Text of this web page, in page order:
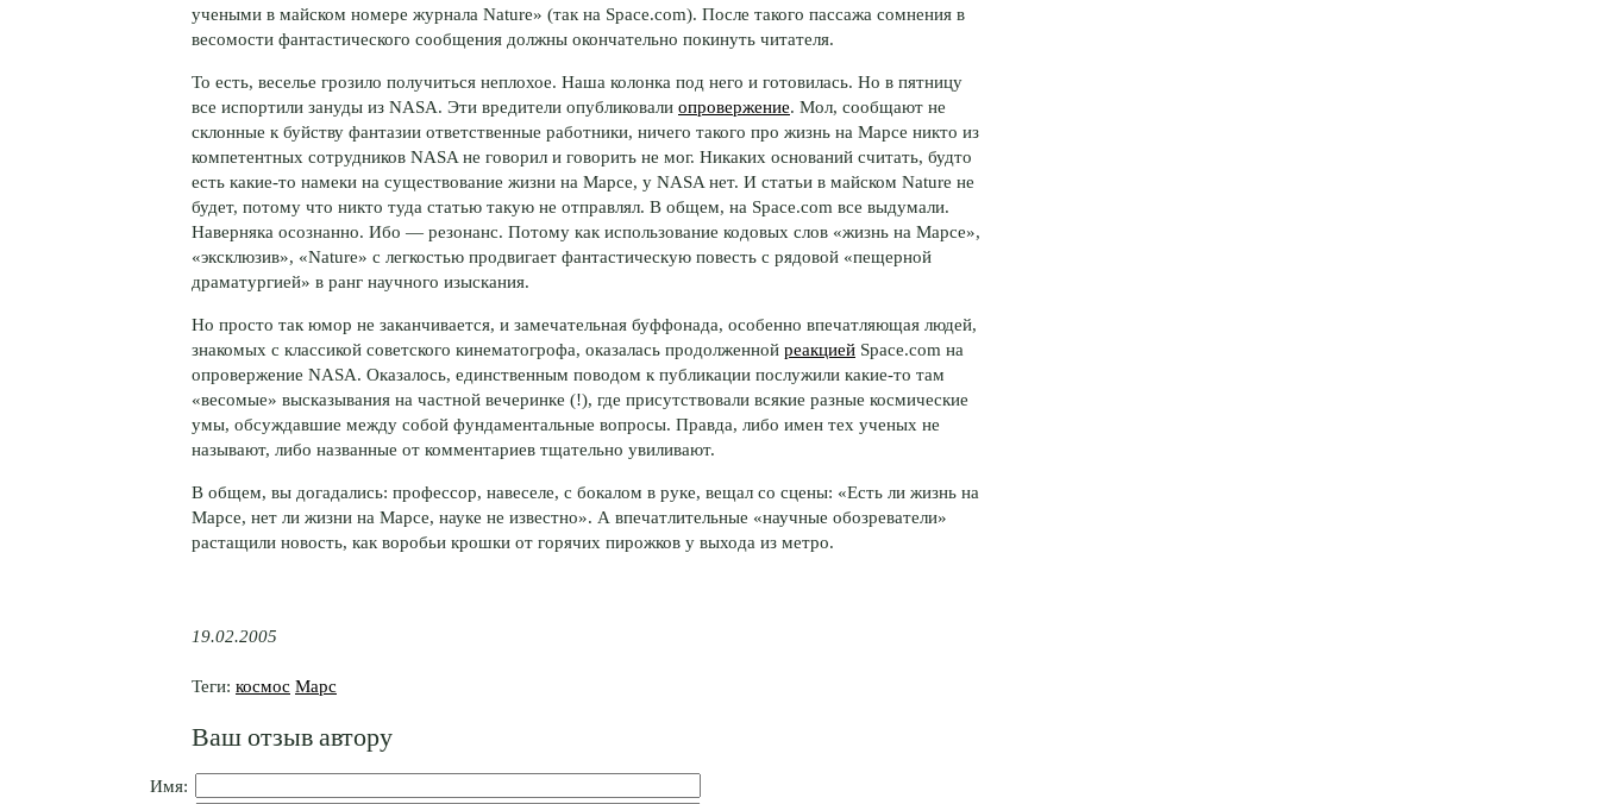
учеными в майском номере журнала Nature» (так на Space.com). После такого пассажа сомнения в
весомости фантастического сообщения должны окончательно покинуть читателя.
То есть, веселье грозило получиться неплохое. Наша колонка под него и готовилась. Но в пятницу
все испортили зануды из NASA. Эти вредители опубликовали опровержение. Мол, сообщают не
склонные к буйству фантазии ответственные работники, ничего такого про жизнь на Марсе никто из
компетентных сотрудников NASA не говорил и говорить не мог. Никаких оснований считать, будто
есть какие-то намеки на существование жизни на Марсе, у NASA нет. И статьи в майском Nature не
будет, потому что никто туда статью такую не отправлял. В общем, на Space.com все выдумали.
Наверняка осознанно. Ибо — резонанс. Потому как использование кодовых слов «жизнь на Марсе»,
«эксклюзив», «Nature» с легкостью продвигает фантастическую повесть с рядовой «пещерной
драматургией» в ранг научного изыскания.
Но просто так юмор не заканчивается, и замечательная буффонада, особенно впечатляющая людей,
знакомых с классикой советского кинематогрофа, оказалась продолженной реакцией Space.com на
опровержение NASA. Оказалось, единственным поводом к публикации послужили какие-то там
«весомые» высказывания на частной вечеринке (!), где присутствовали всякие разные космические
умы, обсуждавшие между собой фундаментальные вопросы. Правда, либо имен тех ученых не
называют, либо названные от комментариев тщательно увиливают.
В общем, вы догадались: профессор, навеселе, с бокалом в руке, вещал со сцены: «Есть ли жизнь на
Марсе, нет ли жизни на Марсе, науке не известно». А впечатлительные «научные обозреватели»
растащили новость, как воробьи крошки от горячих пирожков у выхода из метро.
19.02.2005
Теги: космос Марс
Ваш отзыв автору
Имя: